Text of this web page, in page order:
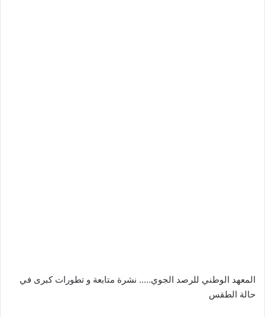
المعهد الوطني للرصد الجوي….. نشرة متابعة و تطورات كبرى في
حالة الطقس